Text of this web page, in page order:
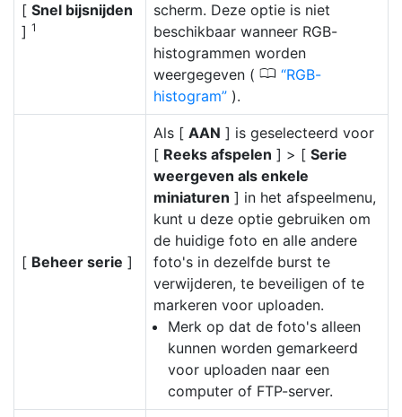
[ Snel bijsnijden
] 1
scherm. Deze optie is niet
beschikbaar wanneer RGB-
histogrammen worden
weergegeven ( 0 RGB-
histogram
).
[ Beheer serie ]
Als [ AAN ] is geselecteerd voor
[ Reeks afspelen ] > [ Serie
weergeven als enkele
miniaturen ] in het afspeelmenu,
kunt u deze optie gebruiken om
de huidige foto en alle andere
foto's in dezelfde burst te
verwijderen, te beveiligen of te
markeren voor uploaden.
Merk op dat de foto's alleen
kunnen worden gemarkeerd
voor uploaden naar een
computer of FTP-server.